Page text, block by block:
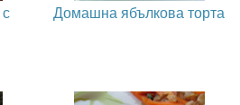
Домашна ябълкова торта